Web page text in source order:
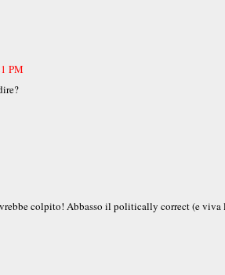
PM
colpito! Abbasso il politically correct (e viva